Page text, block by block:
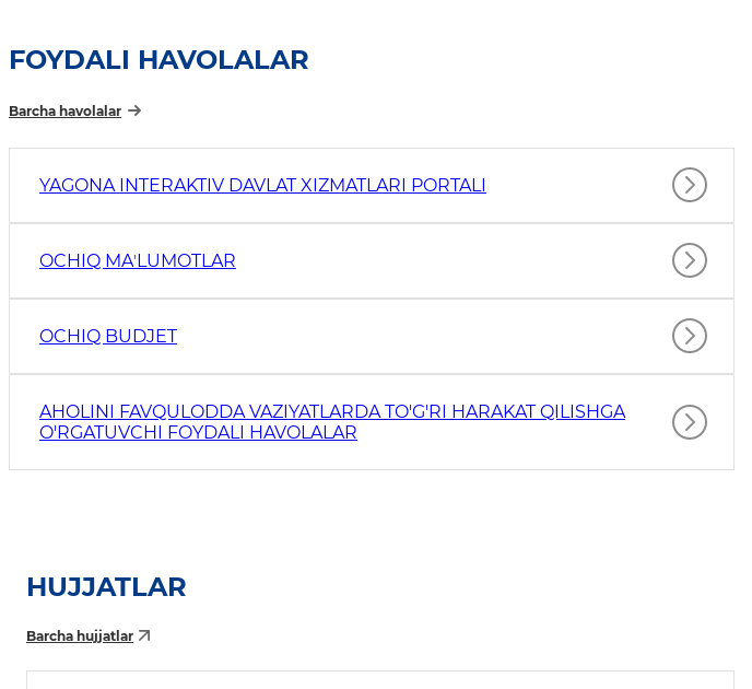
FOYDALI HAVOLALAR
Barcha havolalar
YAGONA INTERAKTIV DAVLAT XIZMATLARI PORTALI
OCHIQ MAʼLUMOTLAR
OCHIQ BUDJET
AHOLINI FAVQULODDA VAZIYATLARDA TO'G'RI HARAKAT QILISHGA
O'RGATUVCHI FOYDALI HAVOLALAR
HUJJATLAR
Barcha hujjatlar